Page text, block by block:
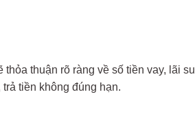
thuận rõ ràng về số tiền vay, lãi
tiền không đúng hạn.